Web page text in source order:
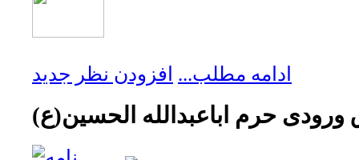
ادامه مطلب... افزودن نظر جدید
حرم اباعبدالله الحسین(ع)